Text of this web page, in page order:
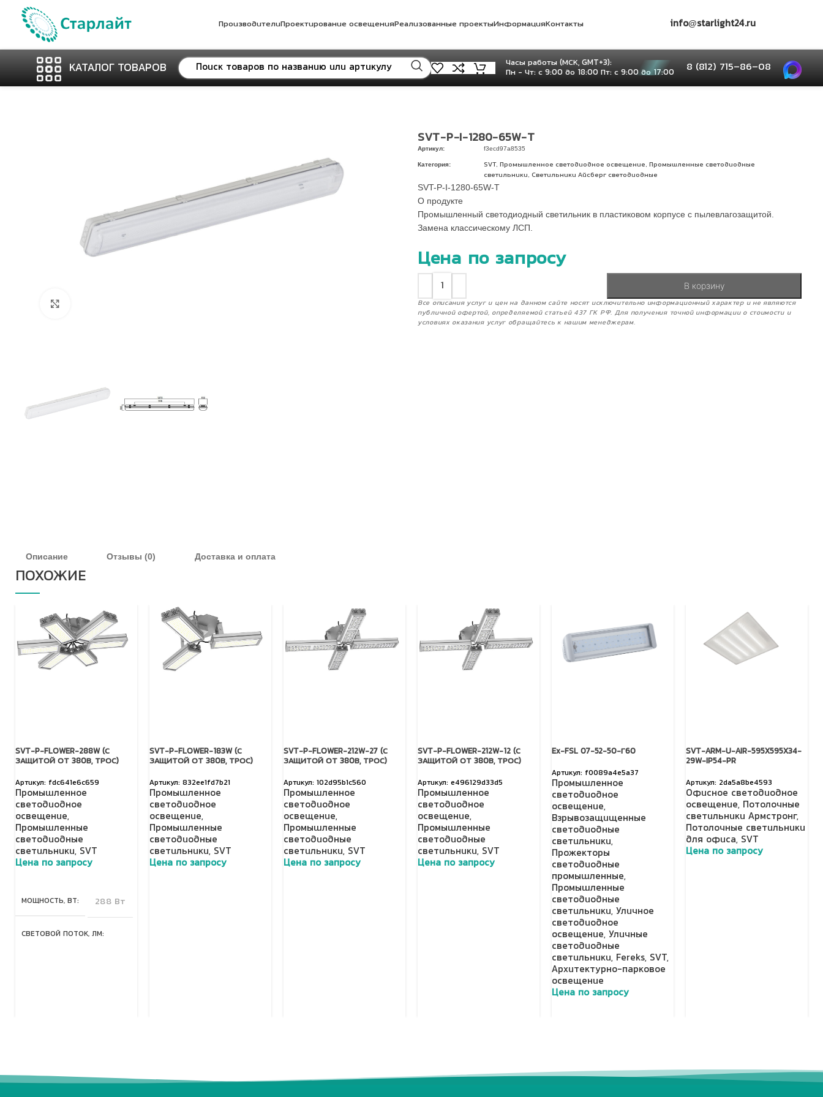
ПроизводителиПроектирование освещенияРеализованные проектыИнформацияКонтакты info@starlight24.ru
КАТАЛОГ ТОВАРОВ
Часы работы (МСК, GMT+3):
Пн - Чт: с 9:00 до 18:00 Пт: с 9:00 до 17:00
8 (812) 715–86–08
SVT-P-I-1280-65W-T
Артикул: f3ecd97a8535
Категория: SVT, Промышленное светодиодное освещение
Промышленные светодиодные
светильники
Светильники Айсберг светодиодные
SVT-P-I-1280-65W-T
О продукте
Промышленный светодиодный светильник в пластиковом корпусе с пылевлагозащитой.
Замена классическому ЛСП.
Цена по запросу
В корзину
Все описания услуг и цен на данном сайте носят исключительно информационный характер и не являются
публичной офертой, определяемой статьей 437 ГК РФ. Для получения точной информации о стоимости и
условиях оказания услуг обращайтесь к нашим менеджерам.
Описание Отзывы (0) Доставка и оплата
ПОХОЖИЕ
SVT-P-FLOWER-288W (С
ЗАЩИТОЙ ОТ 380В, ТРОС)
fdc641e6c659
Промышленное
светодиодное
освещение,
Промышленные
светодиодные
светильники, SVT
Цена по запросу
МОЩНОСТЬ, ВТ 288 Вт
СВЕТОВОЙ ПОТОК, ЛМ
SVT-P-FLOWER-183W (С
ЗАЩИТОЙ ОТ 380В, ТРОС)
832ee1fd7b21
Промышленное
светодиодное
освещение,
Промышленные
светодиодные
светильники, SVT
Цена по запросу
SVT-P-FLOWER-212W-27 (С
ЗАЩИТОЙ ОТ 380В, ТРОС)
102d95b1c560
Промышленное
светодиодное
освещение,
Промышленные
светодиодные
светильники, SVT
Цена по запросу
SVT-P-FLOWER-212W-12 (С
ЗАЩИТОЙ ОТ 380В, ТРОС)
e496129d33d5
Промышленное
светодиодное
освещение,
Промышленные
светодиодные
светильники, SVT
Цена по запросу
Ex-FSL 07-52-50-Г60
f0089a4e5a37
Промышленное
светодиодное
освещение,
Взрывозащищенные
светодиодные
светильники,
Прожекторы
светодиодные
промышленные,
Промышленные
светодиодные
светильники, Уличное
светодиодное
освещение, Уличные
светодиодные
светильники, Fereks, SVT ,
Архитектурно-парковое
освещение
Цена по запросу
SVT-ARM-U-AIR-595X595X34-
29W-IP54-PR
2da5a8be4593
Офисное светодиодное
освещение, Потолочные
светильники Армстронг,
Потолочные светильники
для офиса, SVT
Цена по запросу